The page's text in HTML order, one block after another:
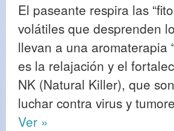
El paseante respira las
volátiles que desprenden
llevan a una aromaterapia
es la relajación y el
NK (Natural Killer), que
luchar contra virus y
Ver »